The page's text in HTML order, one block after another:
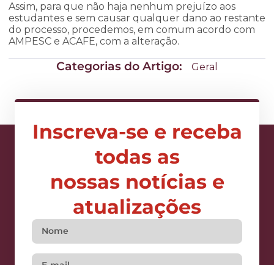
Assim, para que não haja nenhum prejuízo aos
estudantes e sem causar qualquer dano ao restante
do processo, procedemos, em comum acordo com
AMPESC e ACAFE, com a alteração.
Categorias do Artigo: Geral
Inscreva-se e receba
todas as
nossas notícias e
atualizações